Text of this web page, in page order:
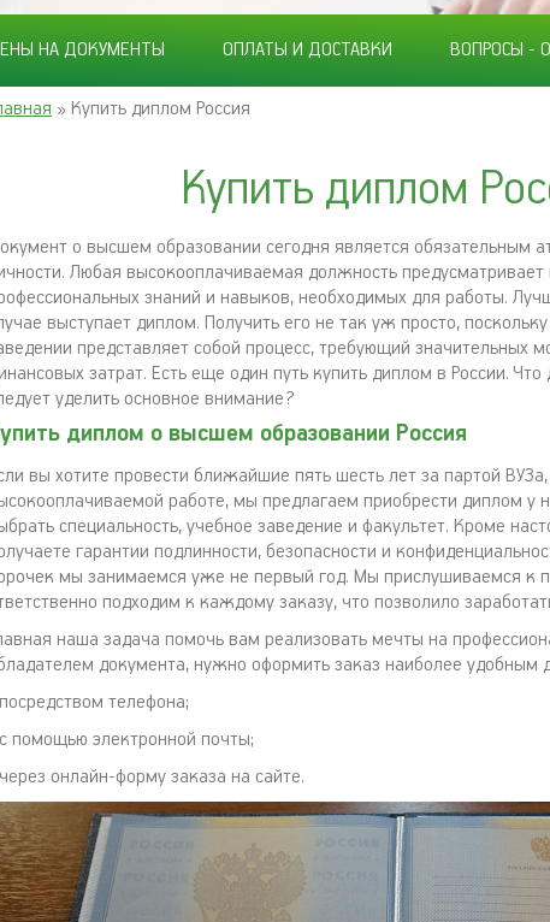
НА ДОКУМЕНТЫ ОПЛАТЫ И ДОСТАВКИ ВОПРОСЫ -
» Купить диплом Россия
Купить диплом
о высшем образовании сегодня является обязательным
Любая высокооплачиваемая должность предусматривает
знаний и навыков, необходимых для работы.
выступает диплом. Получить его не так уж просто,
представляет собой процесс, требующий значительных
затрат. Есть еще один путь купить диплом в России.
уделить основное внимание?
диплом о высшем образовании Россия
вы хотите провести ближайшие пять шесть лет за партой
работе, мы предлагаем приобрести диплом у
специальность, учебное заведение и факультет. Кроме
гарантии подлинности, безопасности и
мы занимаемся уже не первый год. Мы прислушиваемся к
подходим к каждому заказу, что позволило
наша задача помочь вам реализовать мечты на
документа, нужно оформить заказ наиболее удобным
телефона;
помощью электронной почты;
онлайн-форму заказа на сайте.